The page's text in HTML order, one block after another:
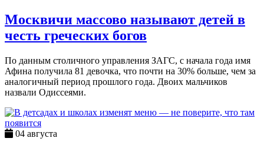
Москвичи массово называют детей в
честь греческих богов
По данным столичного управления ЗАГС, с начала года имя
Афина получила 81 девочка, что почти на 30% больше, чем за
аналогичный период прошлого года. Двоих мальчиков
назвали Одиссеями.
04 августа